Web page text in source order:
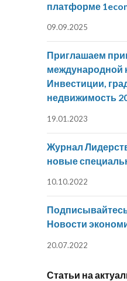
платформе
09.09.2025
Приглашаем
международной
Инвестиции,
недвижимость
19.01.2023
Журнал
новые
10.10.2022
Новости
20.07.2022
Статьи на